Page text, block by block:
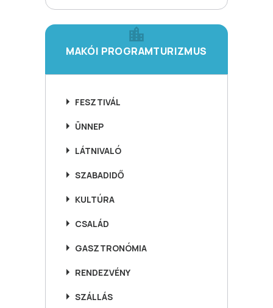
MAKÓI PROGRAMTURIZMUS
FESZTIVÁL
ÜNNEP
LÁTNIVALÓ
SZABADIDŐ
KULTÚRA
CSALÁD
GASZTRONÓMIA
RENDEZVÉNY
SZÁLLÁS